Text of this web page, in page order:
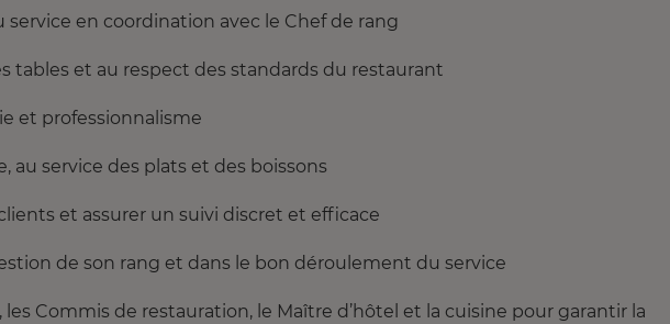
service en coordination avec le Chef de rang
tables et au respect des standards du restaurant
et professionnalisme
au service des plats et des boissons
et assurer un suivi discret et efficace
de son rang et dans le bon déroulement du service
les Commis de restauration, le Maître d’hôtel et la cuisine pour garantir la